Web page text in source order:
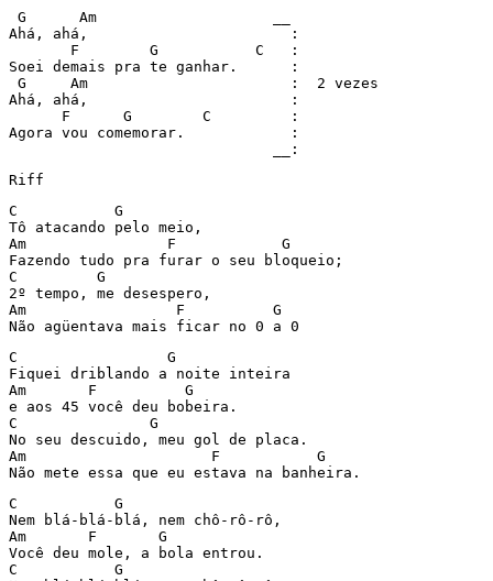
G      Am                    __
Ahá, ahá,                       :
       F        G           C   :
Soei demais pra te ganhar.      :
G     Am                       :  2 vezes
Ahá, ahá,                       :
      F      G        C         :
Agora vou comemorar.            :
                              __:
Riff
C           G
Tô atacando pelo meio,
Am                F            G
Fazendo tudo pra furar o seu bloqueio;
C         G
2º tempo, me desespero,
Am                 F          G
Não agüentava mais ficar no 0 a 0
C                 G
Fiquei driblando a noite inteira
Am       F          G
e aos 45 você deu bobeira.
C               G
No seu descuido, meu gol de placa.
Am                     F           G
Não mete essa que eu estava na banheira.
C           G
Nem blá-blá-blá, nem chô-rô-rô,
Am       F       G
Você deu mole, a bola entrou.
C           G